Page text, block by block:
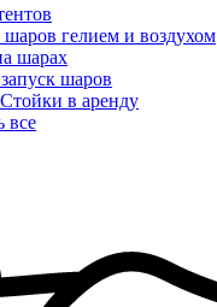
гелием и воздухом
шарах
шаров
в аренду
все